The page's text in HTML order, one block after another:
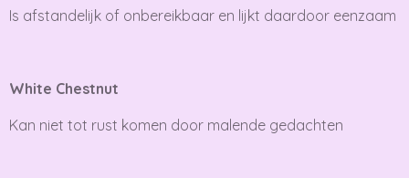
Is afstandelijk of onbereikbaar en lijkt daardoor eenzaam
White Chestnut
Kan niet tot rust komen door malende gedachten